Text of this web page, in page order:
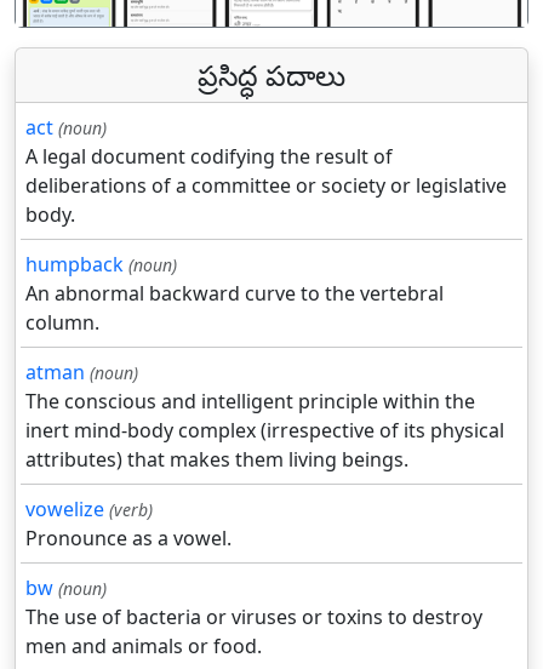
ప్రసిద్ధ పదాలు
act (noun)
A legal document codifying the result of
deliberations of a committee or society or legislative
body.
humpback (noun)
An abnormal backward curve to the vertebral
column.
atman (noun)
The conscious and intelligent principle within the
inert mind-body complex (irrespective of its physical
attributes) that makes them living beings.
vowelize (verb)
Pronounce as a vowel.
bw (noun)
The use of bacteria or viruses or toxins to destroy
men and animals or food.